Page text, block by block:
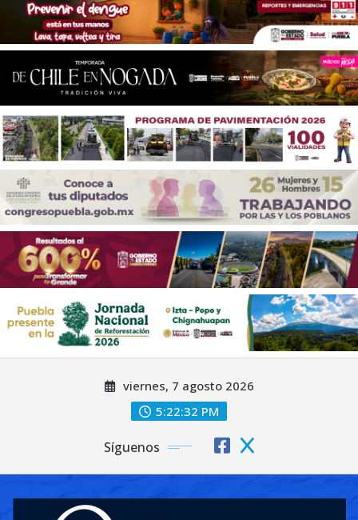
viernes, 7 agosto 2026
5:22:33 PM
Síguenos